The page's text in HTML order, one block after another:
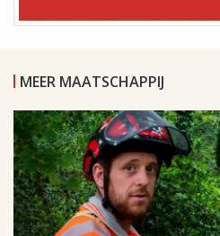
MEER MAATSCHAPPIJ